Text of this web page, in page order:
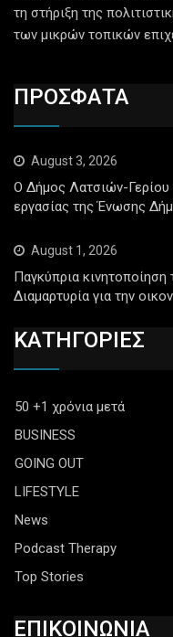
τη στήριξη της
των μικρών τοπικών
ΠΡΟΣΦΑΤΑ
August 3, 2026
Ο Δήμος Λατσιών-Γερίου
εργασίας της Ένωσης
August 1, 2026
Παγκύπρια
Διαμαρτυρία για την
ΚΑΤΗΓΟΡΙΕΣ
50 +1 χρόνια μετά
BUSINESS
GOING OUT
LIFESTYLE
News
Podcast Therapy
Top Stories
ΕΠΙΚΟΙΝΩΝΙΑ